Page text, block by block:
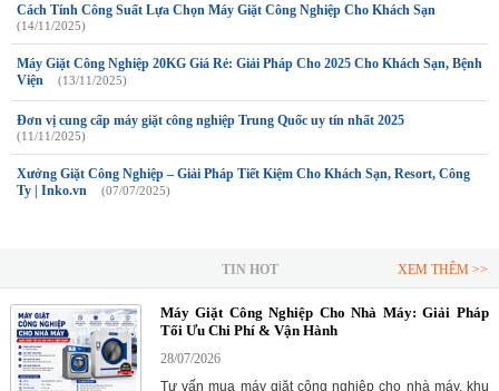
Cách Tính Công Suất Lựa Chọn Máy Giặt Công Nghiệp Cho Khách Sạn
(14/11/2025)
Máy Giặt Công Nghiệp 20KG Giá Rẻ: Giải Pháp Cho 2025 Cho Khách Sạn, Bệnh
Viện
(13/11/2025)
Đơn vị cung cấp máy giặt công nghiệp Trung Quốc uy tín nhất 2025
(11/11/2025)
Xưởng Giặt Công Nghiệp – Giải Pháp Tiết Kiệm Cho Khách Sạn, Resort, Công
Ty | Inko.vn
(07/07/2025)
TIN HOT XEM THÊM >>
Máy Giặt Công Nghiệp Cho Nhà Máy: Giải Pháp
Tối Ưu Chi Phí & Vận Hành
28/07/2026
Tư vấn mua máy giặt công nghiệp cho nhà máy, khu